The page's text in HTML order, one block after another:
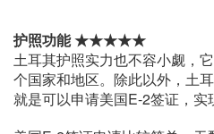
护照功能 ★★★★★
土耳其护照实力也不容小觑，
个国家和地区。除此以外，土
就是可以申请美国E-2签证，实